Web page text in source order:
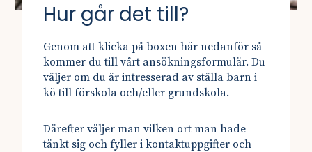
Hur går det till?
Genom att klicka på boxen här nedanför så
kommer du till vårt ansökningsformulär. Du
väljer om du är intresserad av ställa barn i
kö till förskola och/eller grundskola.
Därefter väljer man vilken ort man hade
tänkt sig och fyller i kontaktuppgifter och